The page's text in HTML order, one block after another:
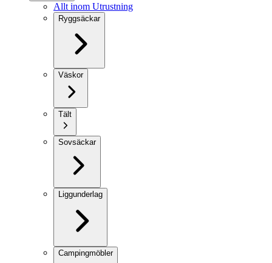
Allt inom Utrustning
Ryggsäckar
Väskor
Tält
Sovsäckar
Liggunderlag
Campingmöbler